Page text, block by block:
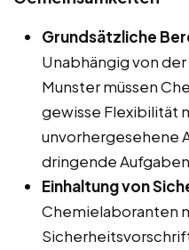
Grundsätzliche
Unabhängig von
Munster müssen
gewisse Flexibilität
unvorhergesehene
dringende
Einhaltung von
Chemielaboranten